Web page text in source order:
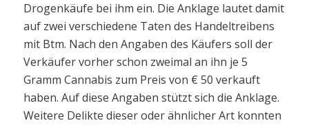
Drogenkäufe bei ihm ein. Die Anklage lautet damit
auf zwei verschiedene Taten des Handeltreibens
mit Btm. Nach den Angaben des Käufers soll der
Verkäufer vorher schon zweimal an ihn je 5
Gramm Cannabis zum Preis von € 50 verkauft
haben. Auf diese Angaben stützt sich die Anklage.
Weitere Delikte dieser oder ähnlicher Art konnten